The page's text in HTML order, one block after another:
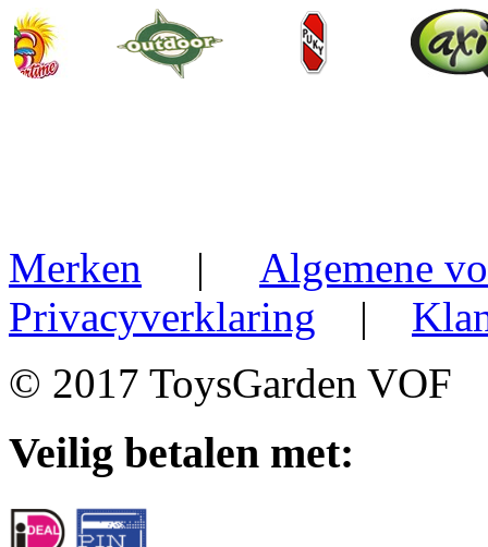
Merken | Algemene
Privacyverklaring |
© 2017 ToysGarden VOF
Veilig betalen met: